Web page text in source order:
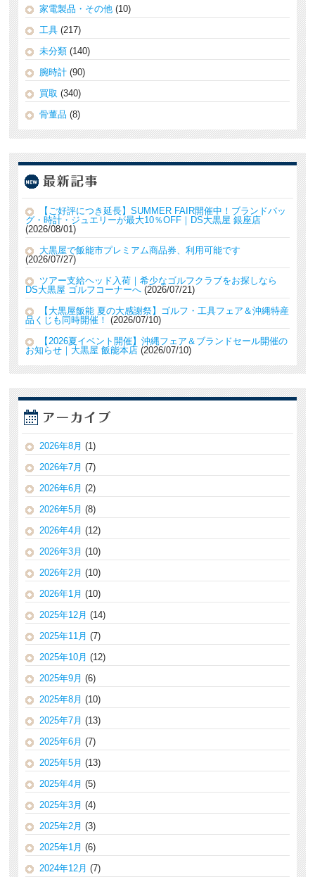
家電製品・その他 (10)
工具 (217)
未分類 (140)
腕時計 (90)
買取 (340)
骨董品 (8)
【ご好評につき延長】SUMMER FAIR開催中！ブランドバッ
グ・時計・ジュエリーが最大10％OFF｜DS大黒屋 銀座店
2026/08/01
大黒屋で飯能市プレミアム商品券、利用可能です
2026/07/27
ツアー支給ヘッド入荷｜希少なゴルフクラブをお探しなら
DS大黒屋 ゴルフコーナーへ 2026/07/21
【大黒屋飯能 夏の大感謝祭】ゴルフ・工具フェア＆沖縄特産
品くじも同時開催！
2026/07/10
【2026夏イベント開催】沖縄フェア＆ブランドセール開催の
お知らせ｜大黒屋 飯能本店 2026/07/10
2026年8月 (1)
2026年7月 (7)
2026年6月 (2)
2026年5月 (8)
2026年4月 (12)
2026年3月 (10)
2026年2月 (10)
2026年1月 (10)
2025年12月 (14)
2025年11月 (7)
2025年10月 (12)
2025年9月 (6)
2025年8月 (10)
2025年7月 (13)
2025年6月 (7)
2025年5月 (13)
2025年4月 (5)
2025年3月 (4)
2025年2月 (3)
2025年1月 (6)
2024年12月 (7)